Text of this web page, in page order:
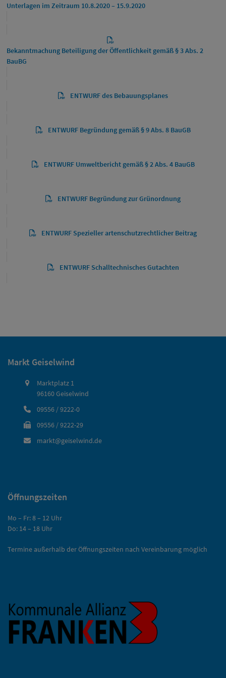
Unterlagen im Zeitraum 10.8.2020 – 15.9.2020
Bekanntmachung Beteiligung der Öffentlichkeit gemäß § 3 Abs. 2
BauBG
ENTWURF des Bebauungsplanes
ENTWURF Begründung gemäß § 9 Abs. 8 BauGB
ENTWURF Umweltbericht gemäß § 2 Abs. 4 BauGB
ENTWURF Begründung zur Grünordnung
ENTWURF Spezieller artenschutzrechtlicher Beitrag
ENTWURF Schalltechnisches Gutachten
Markt Geiselwind
Marktplatz 1
96160 Geiselwind
09556 / 9222-0
09556 / 9222-29
markt@geiselwind.de
Öffnungszeiten
Mo – Fr: 8 – 12 Uhr
Do: 14 – 18 Uhr
Termine außerhalb der Öffnungszeiten nach Vereinbarung möglich